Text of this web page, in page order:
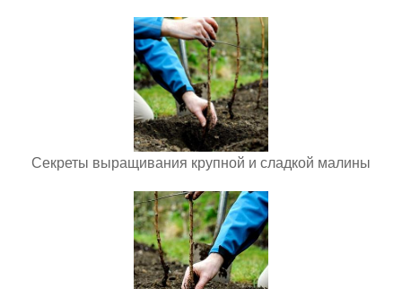
Секреты выращивания крупной и сладкой малины